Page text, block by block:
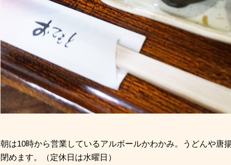
朝は10時から営業しているアルボールかわかみ。うどんや唐
閉めます。（定休日は水曜日）